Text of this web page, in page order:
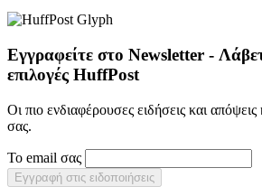
Εγγραφείτε στο Newsletter -
επιλογές HuffPost
Οι πιο ενδιαφέρουσες ειδήσεις και
σας.
Το email σας
Εγγραφή στις ειδοποιήσεις